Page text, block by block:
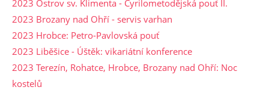
2023 Ostrov sv. Klimenta - Cyrilometodějská pouť II.
2023 Brozany nad Ohří - servis varhan
2023 Hrobce: Petro-Pavlovská pouť
2023 Liběšice - Úštěk: vikariátní konference
2023 Terezín, Rohatce, Hrobce, Brozany nad Ohří: Noc
kostelů